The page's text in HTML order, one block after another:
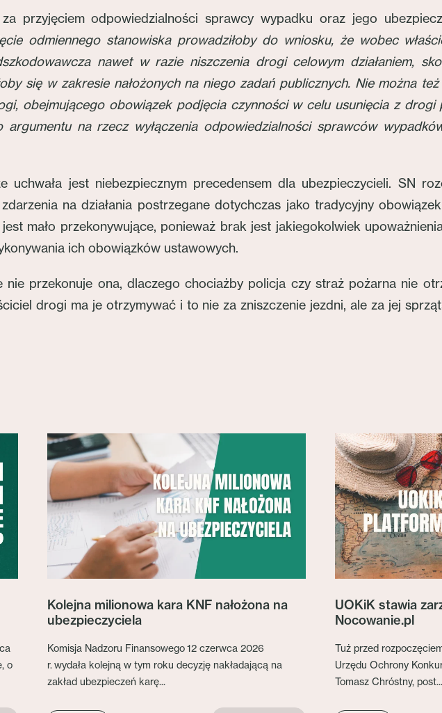
przyjęciem odpowiedzialności sprawcy wypadku oraz jego
odmiennego stanowiska prowadziłoby do wniosku, że wobec
nawet w razie niszczenia drogi celowym działaniem,
się w zakresie nałożonych na niego zadań publicznych. Nie można
obejmującego obowiązek podjęcia czynności w celu usunięcia z drogi
na rzecz wyłączenia odpowiedzialności sprawców
uchwała jest niebezpiecznym precedensem dla ubezpieczycieli. SN
na działania postrzegane dotychczas jako tradycyjny
mało przekonywujące, ponieważ brak jest jakiegokolwiek
ich obowiązków ustawowych.
nie przekonuje ona, dlaczego chociażby policja czy straż pożarna nie
drogi ma je otrzymywać i to nie za zniszczenie jezdni, ale za jej
o
Kolejna milionowa kara KNF nałożona na
ubezpieczyciela
Komisja Nadzoru Finansowego 12 czerwca 2026
r. wydała kolejną w tym roku decyzję nakładającą na
zakład ubezpieczeń karę...
UOKiK stawia
Nocowanie.pl
Tuż przed
Urzędu Ochrony
Tomasz Chróstny, post...